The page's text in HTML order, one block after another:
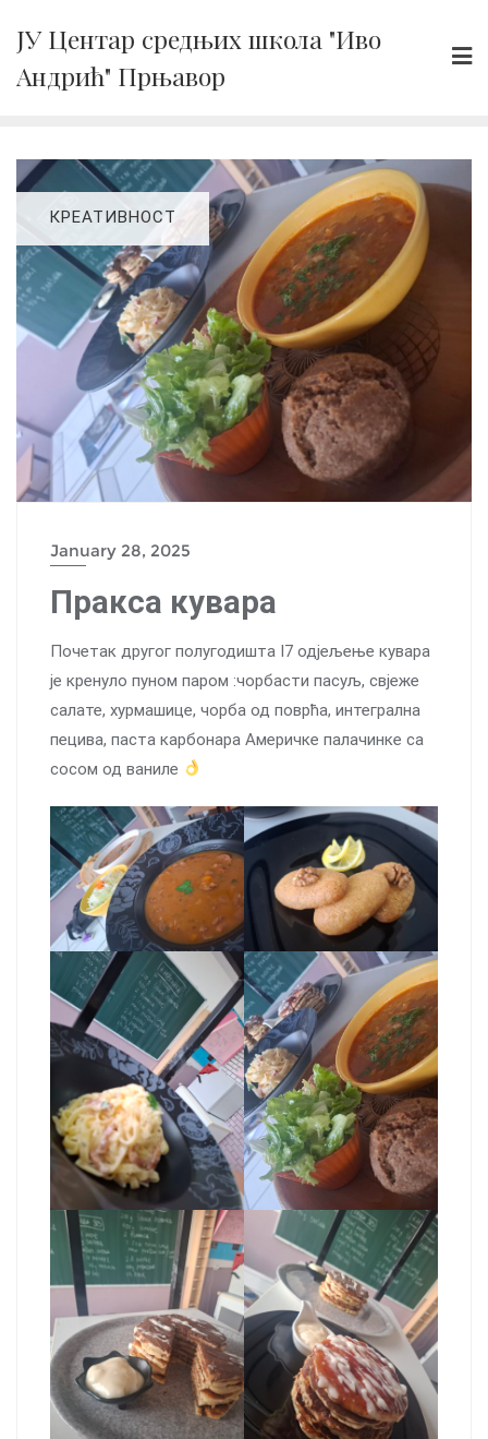
content
ЈУ Центар средњих школа "Иво
Андрић" Прњавор
КРЕАТИВНОСТ
January 28, 2025
Пракса кувара
Почетак другог полугодишта I7 одјељење кувара
је кренуло пуном паром :чорбасти пасуљ, свјеже
салате, хурмашице, чорба од поврћа, интегрална
пецива, паста карбонара Америчке палачинке са
сосом од ваниле